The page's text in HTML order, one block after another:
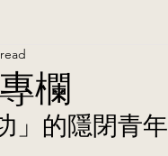
欄
」的隱閉青年